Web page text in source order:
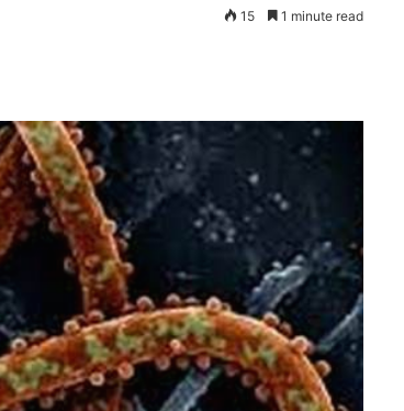
15 1 minute read